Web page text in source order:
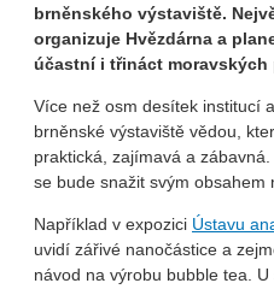
brněnského výstaviště.
organizuje Hvězdárna a
účastní i třináct moravských
Více než osm desítek institucí
brněnské výstaviště vědou,
praktická, zajímavá a
se bude snažit svým obsahem
Například v expozici Ústavu
uvidí zářivé nanočástice a
návod na výrobu bubble tea. U